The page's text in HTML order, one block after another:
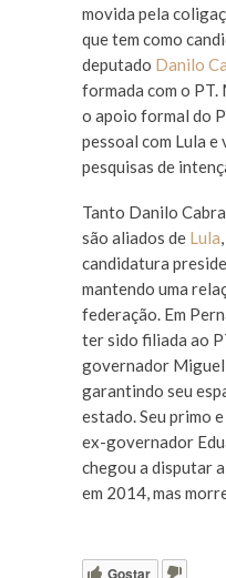
movida pela
que tem como
deputado Danilo
formada com o
o apoio formal do
pessoal com Lula e
pesquisas de
Tanto Danilo
são aliados de Lula
candidatura
mantendo uma
federação. Em
ter sido filiada ao
governador Miguel
garantindo seu
estado. Seu primo
ex-governador
chegou a disputar
em 2014, mas
Gostar